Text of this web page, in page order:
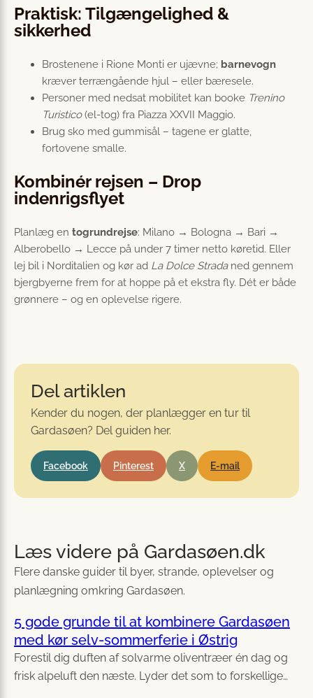
Praktisk: Tilgængelighed &
sikkerhed
Brostenene i Rione Monti er ujævne; barnevogn
kræver terrængående hjul – eller bæresele.
Personer med nedsat mobilitet kan booke Trenino
Turistico(el-tog) fra Piazza XXVII Maggio.
Brug sko med gummisål – tagene er glatte,
fortovene smalle.
Kombinér rejsen – Drop
indenrigsflyet
Planlæg en togrundrejse: Milano → Bologna → Bari →
Alberobello → Lecce på under 7 timer netto køretid. Eller
lej bil i Norditalien og kør ad La Dolce Stradaned gennem
bjergbyerne frem for at hoppe på et ekstra fly. Dét er både
grønnere – og en oplevelse rigere.
Del artiklen
Kender du nogen, der planlægger en tur til
Gardasøen? Del guiden her.
Facebook Pinterest X E-mail
Læs videre på Gardasøen.dk
Flere danske guider til byer, strande, oplevelser og
planlægning omkring Gardasøen.
5 gode grunde til at kombinere Gardasøen
med kør selv-sommerferie i Østrig
Forestil dig duften af solvarme oliventræer én dag og
frisk alpeluft den næste. Lyder det som to forskellige…